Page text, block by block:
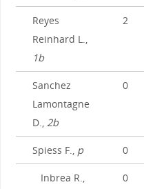
Reyes
Reinhard L.,
1b
2
Sanchez
Lamontagne
D., 2b
0
Spiess F., p 0
Inbrea R.,
0